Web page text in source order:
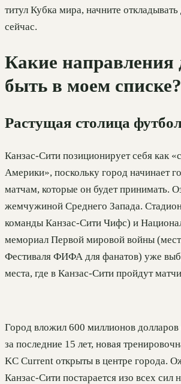
титул Кубка мира, начните
сейчас.
Какие
быть в моем списке?
Растущая столица
Канзас-Сити позиционирует себя как
Америки», поскольку город начинает
матчам, которые он будет принимать.
жемчужиной Среднего Запада.
команды Канзас-Сити Чифс) и
мемориал Первой мировой войны
Фестиваля ФИФА для фанатов) уже
места, где в Канзас-Сити пройдут
Город вложил 600 миллионов долларов
за последние 15 лет, новая
KC Current открыты в центре города.
Канзас-Сити постарается изо всех сил